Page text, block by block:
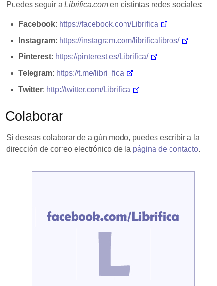
Puedes seguir a Librifica.comen distintas redes sociales:
Facebook: https://facebook.com/Librifica
Instagram: https://instagram.com/librificalibros/
Pinterest: https://pinterest.es/Librifica/
Telegram: https://t.me/libri_fica
Twitter: http://twitter.com/Librifica
Colaborar
Si deseas colaborar de algún modo, puedes escribir a la
dirección de correo electrónico de la página de contacto.